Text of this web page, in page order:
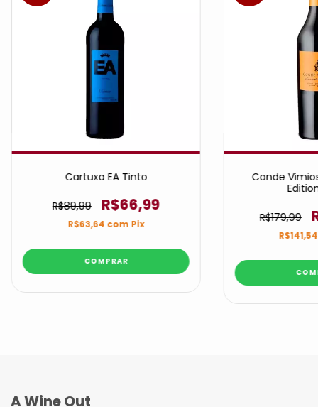
Cartuxa EA Tinto
R$89,99 R$66,99
R$63,64 com Pix
Conde
R$179,99
A Wine Out